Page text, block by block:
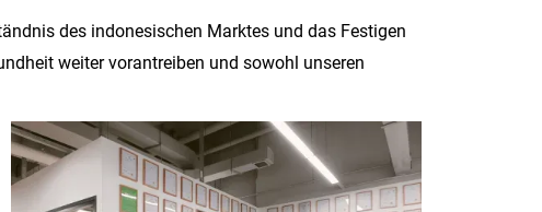
des indonesischen Marktes und das Festigen
weiter vorantreiben und sowohl unseren